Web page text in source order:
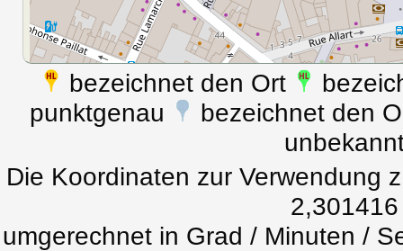
bezeichnet den Ort
punktgenau
bezeichnet den
Die Koordinaten zur Verwendung
2,301416
umgerechnet in Grad / Minuten /